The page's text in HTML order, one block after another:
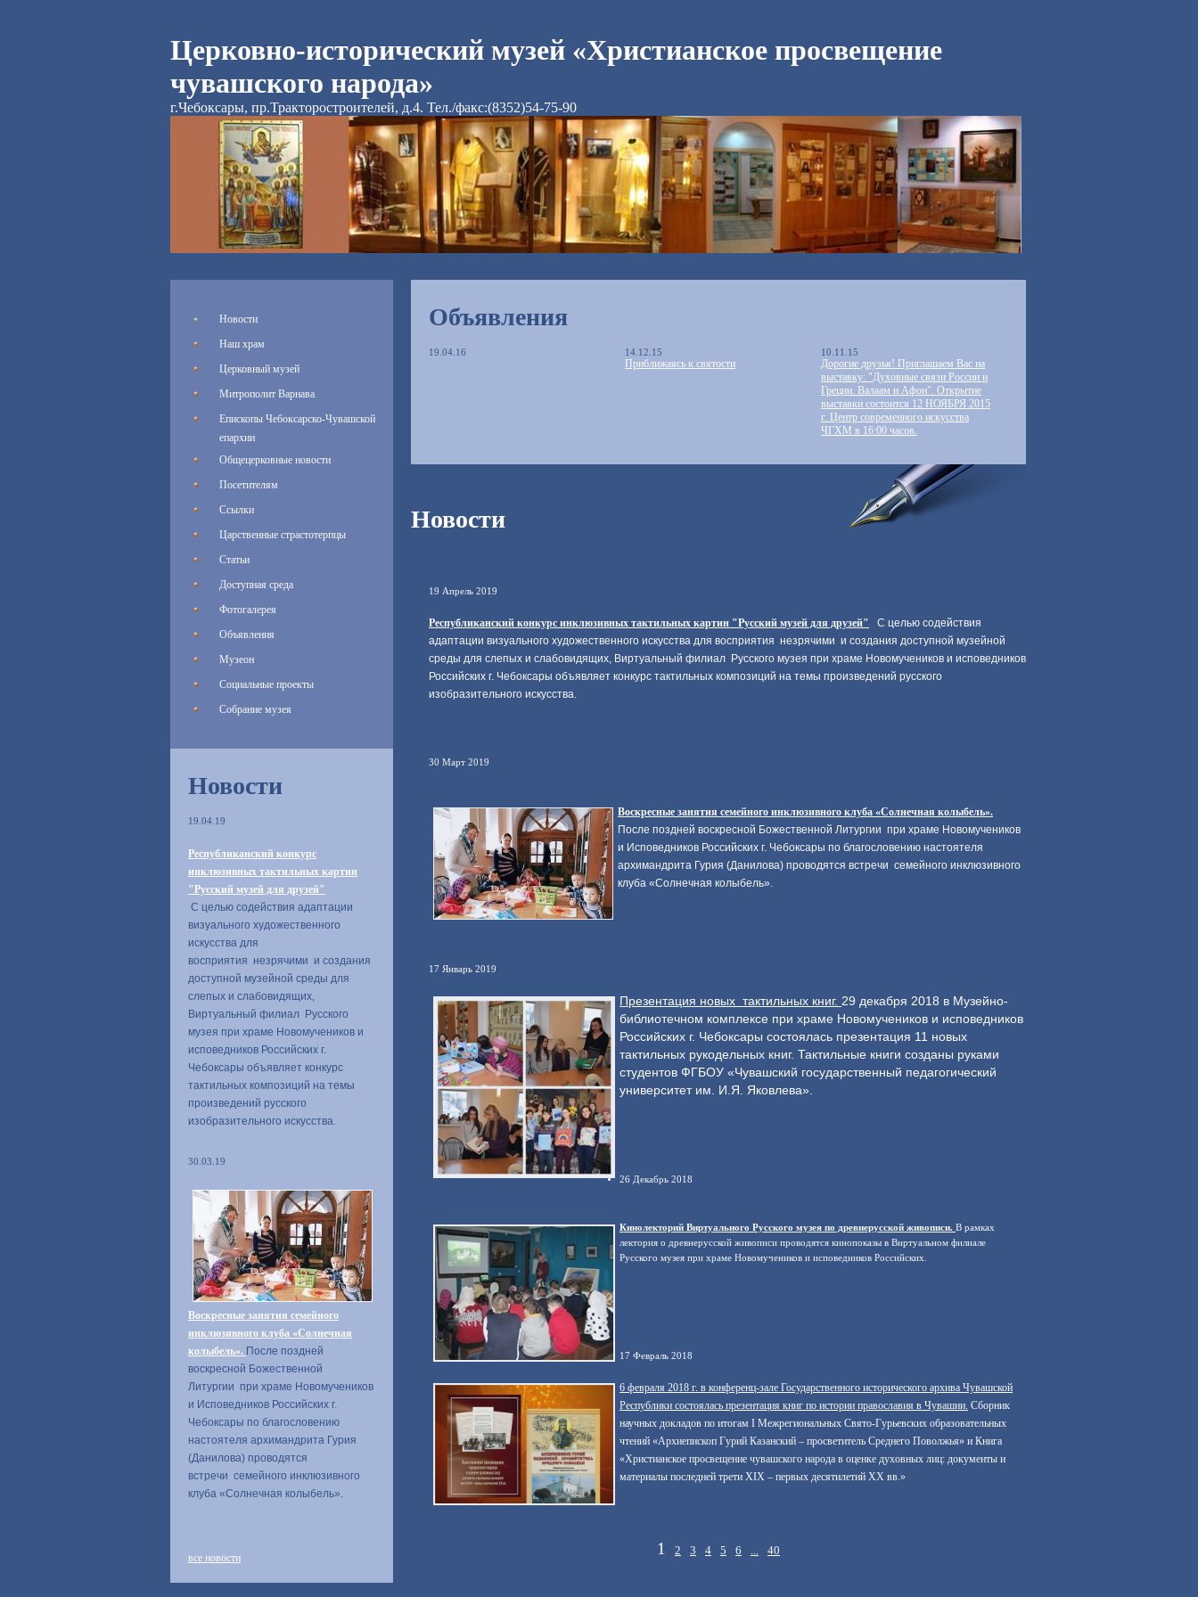
Церковно-исторический музей «Христианское просвещение
чувашского народа»
г.Чебоксары, пр.Тракторостроителей, д.4. Тел./факс:(8352)54-75-90
Новости
Наш храм
Церковный музей
Митрополит Варнава
Епископы Чебоксарско-Чувашской
епархии
Общецерковные новости
Посетителям
Ссылки
Царственные страстотерпцы
Статьи
Доступная среда
Фотогалерея
Объявления
Музеон
Социальные проекты
Собрание музея
Новости
19.04.19
Республиканский конкурс
инклюзивных тактильных картин
"Русский музей для друзей"
С целью содействия адаптации
визуального художественного
искусства для
восприятия незрячими и создания
доступной музейной среды для
слепых и слабовидящих,
Виртуальный филиал Русского
музея при храме Новомучеников и
исповедников Российских г.
Чебоксары объявляет конкурс
тактильных композиций на темы
произведений русского
изобразительного искусства.
30.03.19
Воскресные занятия семейного
инклюзивного клуба «Солнечная
колыбель». После поздней
воскресной Божественной
Литургии при храме Новомучеников
и Исповедников Российских г.
Чебоксары по благословению
настоятеля архимандрита Гурия
(Данилова) проводятся
встречи семейного инклюзивного
клуба «Солнечная колыбель».
все новости
Объявления
19.04.16 14.12.15
Приближаясь к святости
10.11.15
Дорогие друзья! Приглашаем Вас на
выставку: "Духовные связи России и
Греции. Валаам и Афон". Открытие
выставки состоится 12 НОЯБРЯ 2015
г. Центр современного искусства
ЧГХМ в 16:00 часов.
Новости
19 Апрель 2019
Республиканский конкурс инклюзивных тактильных картин "Русский музей для друзей"
С целью содействия
адаптации визуального художественного искусства для восприятия незрячими и создания доступной музейной
среды для слепых и слабовидящих, Виртуальный филиал Русского музея при храме Новомучеников и исповедников
Российских г. Чебоксары объявляет конкурс тактильных композиций на темы произведений русского
изобразительного искусства.
30 Март 2019
Воскресные занятия семейного инклюзивного клуба «Солнечная колыбель».
После поздней воскресной Божественной Литургии при храме Новомучеников
и Исповедников Российских г. Чебоксары по благословению настоятеля
архимандрита Гурия (Данилова) проводятся встречи семейного инклюзивного
клуба «Солнечная колыбель».
17 Январь 2019
Презентация новых тактильных книг. 29 декабря 2018 в Музейно-
библиотечном комплексе при храме Новомучеников и исповедников
Российских г. Чебоксары состоялась презентация 11 новых
тактильных рукодельных книг. Тактильные книги созданы руками
студентов ФГБОУ «Чувашский государственный педагогический
университет им. И.Я. Яковлева».
26 Декабрь 2018
Кинолекторий Виртуального Русского музея по древнерусской живописи. В рамках
лектория о древнерусской живописи проводятся кинопоказы в Виртуальном филиале
Русского музея при храме Новомучеников и исповедников Российских.
17 Февраль 2018
6 февраля 2018 г. в конференц-зале Государственного исторического архива Чувашской
Республики состоялась презентация книг по истории православия в Чувашии. Сборник
научных докладов по итогам I Межрегиональных Свято-Гурьевских образовательных
чтений «Архиепископ Гурий Казанский – просветитель Среднего Поволжья» и Книга
«Христианское просвещение чувашского народа в оценке духовных лиц: документы и
материалы последней трети XIX – первых десятилетий XX вв.»
1 2 3 4 5 6 ... 40